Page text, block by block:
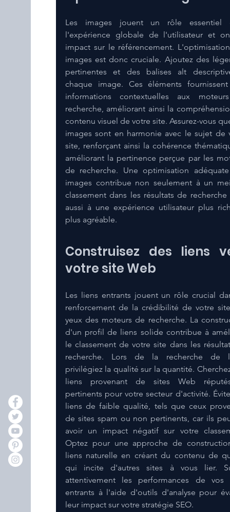
Les images jouent un rôle essentiel
l'expérience globale de l'utilisateur et
impact sur le référencement.
images est donc cruciale. Ajoutez des
pertinentes et des balises alt
chaque image. Ces éléments
informations contextuelles aux
recherche, améliorant ainsi la
contenu visuel de votre site. Assurez-vous
images sont en harmonie avec le sujet de
site, renforçant ainsi la cohérence
améliorant la pertinence perçue par les
de recherche. Une optimisation
images contribue non seulement à un
classement dans les résultats de recherche
aussi à une expérience utilisateur plus
plus agréable.
Construisez des liens
votre site Web
Les liens entrants jouent un rôle crucial
renforcement de la crédibilité de votre
yeux des moteurs de recherche. La
d'un profil de liens solide contribue à
le classement de votre site dans les
recherche. Lors de la recherche de
privilégiez la qualité sur la quantité.
liens provenant de sites Web
pertinents pour votre secteur d'activité.
liens de faible qualité, tels que ceux
de sites spam ou non pertinents, car ils
avoir un impact négatif sur votre
Optez pour une approche de
liens naturelle en créant du contenu de
qui incite d'autres sites à vous lier.
attentivement les performances de vos
entrants à l'aide d'outils d'analyse pour
leur impact sur votre stratégie SEO.